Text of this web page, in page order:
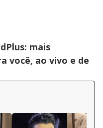
mais
você, ao vivo e de